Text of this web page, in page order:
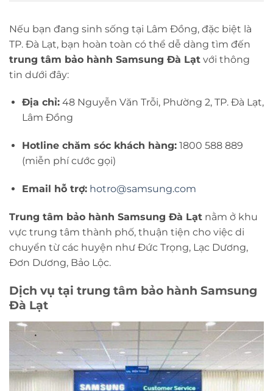
Nếu bạn đang sinh sống tại Lâm Đồng, đặc biệt là
TP. Đà Lạt, bạn hoàn toàn có thể dễ dàng tìm đến
trung tâm bảo hành Samsung Đà Lạt với thông
tin dưới đây:
Địa chỉ:48 Nguyễn Văn Trỗi, Phường 2, TP. Đà Lạt,
Lâm Đồng
Hotline chăm sóc khách hàng:1800 588 889
(miễn phí cước gọi)
Email hỗ trợ: hotro@samsung.com
Trung tâm bảo hành Samsung Đà Lạt nằm ở khu
vực trung tâm thành phố, thuận tiện cho việc di
chuyển từ các huyện như Đức Trọng, Lạc Dương,
Đơn Dương, Bảo Lộc.
Dịch vụ tại trung tâm bảo hành Samsung
Đà Lạt